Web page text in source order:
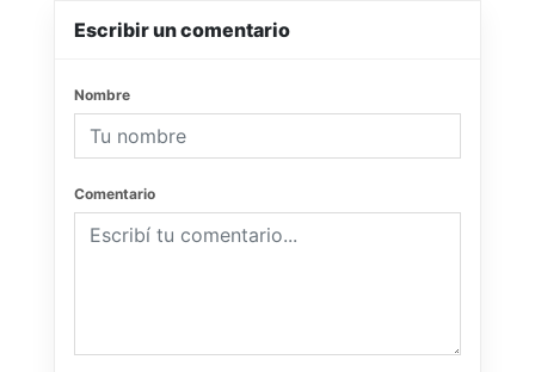
Escribir un comentario
Nombre
Comentario